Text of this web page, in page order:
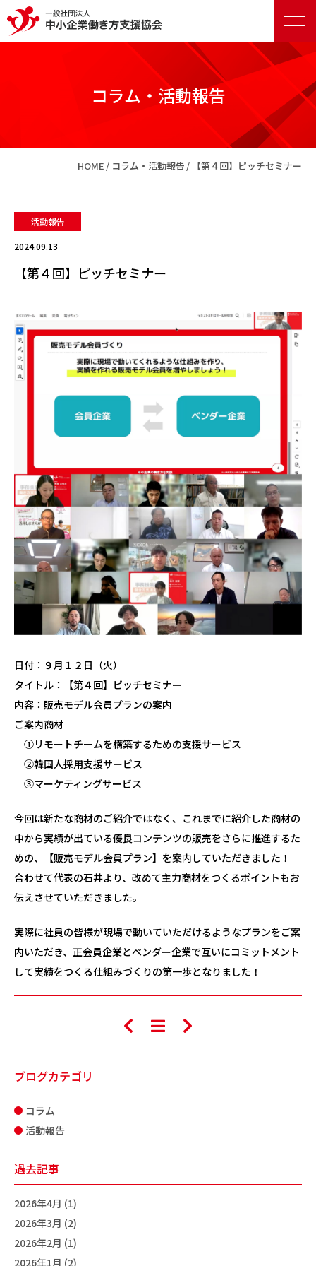
コラム・活動報告
HOME コラム・活動報告 【第４回】ピッチセミナー
活動報告
2024.09.13
【第４回】ピッチセミナー
日付：９月１２日（火）
タイトル：【第４回】ピッチセミナー
内容：販売モデル会員プランの案内
ご案内商材
①リモートチームを構築するための支援サービス
②韓国人採用支援サービス
③マーケティングサービス
今回は新たな商材のご紹介ではなく、これまでに紹介した商材の
中から実績が出ている優良コンテンツの販売をさらに推進するた
めの、【販売モデル会員プラン】を案内していただきました！
合わせて代表の石井より、改めて主力商材をつくるポイントもお
伝えさせていただきました。
実際に社員の皆様が現場で動いていただけるようなプランをご案
内いただき、正会員企業とベンダー企業で互いにコミットメント
して実績をつくる仕組みづくりの第一歩となりました！
ブログカテゴリ
コラム
活動報告
過去記事
2026年4月 (1)
2026年3月 (2)
2026年2月 (1)
2026年1月 (2)